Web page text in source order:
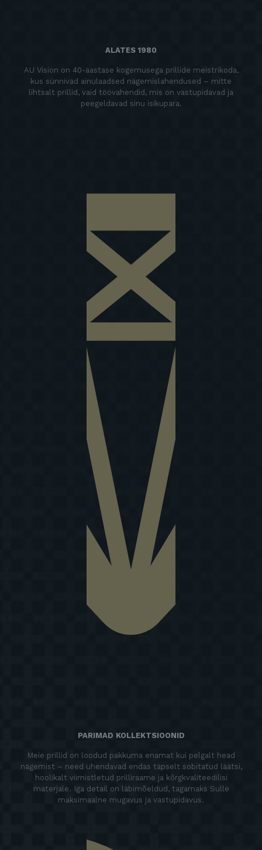
ALATES 1980
AU Vision on 40-aastase kogemusega prillide meistrikoda,
kus sünnivad ainulaadsed nägemislahendused – mitte
lihtsalt prillid, vaid töövahendid, mis on vastupidavad ja
peegeldavad sinu isikupära.
PARIMAD KOLLEKTSIOONID
Meie prillid on loodud pakkuma enamat kui pelgalt head
nägemist – need ühendavad endas täpselt sobitatud läätsi,
hoolikalt viimistletud prilliraame ja kõrgkvaliteedilisi
materjale. Iga detail on läbimõeldud, tagamaks Sulle
maksimaalne mugavus ja vastupidavus.